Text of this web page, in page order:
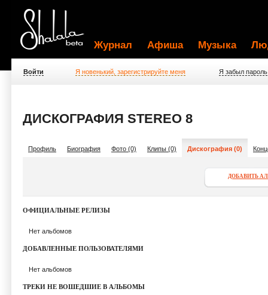
Журнал Афиша Музыка
Войти Я новенький, зарегистрируйте меня Я забыл пароль
ДИСКОГРАФИЯ STEREO 8
Профиль Биография Фото (0) Клипы (0) Дискография (0)
ДОБАВИТЬ
ОФИЦИАЛЬНЫЕ РЕЛИЗЫ
Нет альбомов
ДОБАВЛЕННЫЕ ПОЛЬЗОВАТЕЛЯМИ
Нет альбомов
ТРЕКИ НЕ ВОШЕДШИЕ В АЛЬБОМЫ